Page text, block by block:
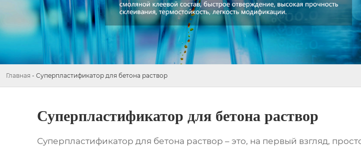
Главная - Суперпластификатор для бетона раствор
Суперпластификатор для бетона раствор
Суперпластификатор для бетона раствор – это, на первый взгляд,